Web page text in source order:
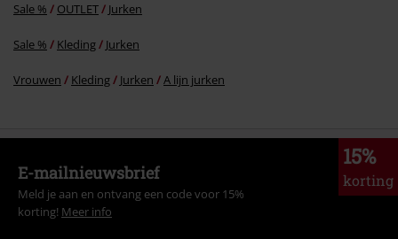
Sale % OUTLET Jurken
Sale % Kleding Jurken
Vrouwen Kleding Jurken A lijn jurken
15%
korting
E-mailnieuwsbrief
Meld je aan en ontvang een code voor 15%
korting! Meer info